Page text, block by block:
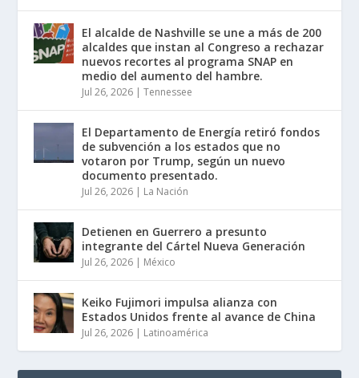
El alcalde de Nashville se une a más de 200
alcaldes que instan al Congreso a rechazar
nuevos recortes al programa SNAP en
medio del aumento del hambre.
Jul 26, 2026 |Tennessee
El Departamento de Energía retiró fondos
de subvención a los estados que no
votaron por Trump, según un nuevo
documento presentado.
Jul 26, 2026 | La Nación
Detienen en Guerrero a presunto
integrante del Cártel Nueva Generación
Jul 26, 2026 | México
Keiko Fujimori impulsa alianza con
Estados Unidos frente al avance de China
Jul 26, 2026 | Latinoamérica